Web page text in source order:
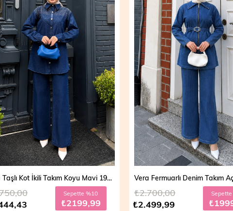
Mira Taşlı Kot İkili Takım Koyu Mavi 19286
Sepette %10
₺2199,99 ₺2.499,99
₺2.700,00